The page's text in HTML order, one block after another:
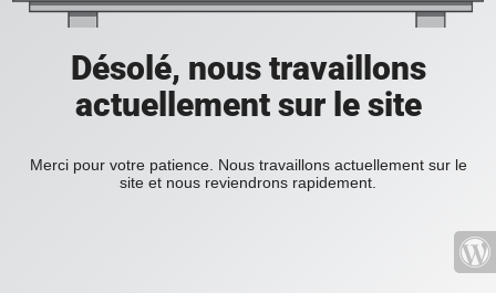
Désolé, nous travaillons
actuellement sur le site
Merci pour votre patience. Nous travaillons actuellement sur le
site et nous reviendrons rapidement.